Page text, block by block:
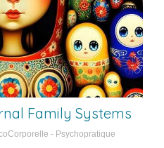
Family Systems
- Psychopratique